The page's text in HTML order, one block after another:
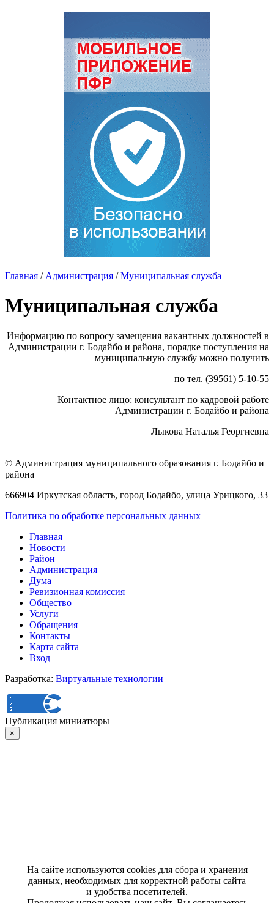
Главная / Администрация / Муниципальная служба
Муниципальная служба
Информацию по вопросу замещения вакантных должностей в
Администрации г. Бодайбо и района, порядке поступления на
муниципальную службу можно получить
по тел. (39561) 5-10-55
Контактное лицо: консультант по кадровой работе
Администрации г. Бодайбо и района
Лыкова Наталья Георгиевна
© Администрация муниципального образования г. Бодайбо и
района
666904 Иркутская область, город Бодайбо, улица Урицкого, 33
Политика по обработке персональных данных
Главная
Новости
Район
Администрация
Дума
Ревизионная комиссия
Общество
Услуги
Обращения
Контакты
Карта сайта
Вход
Разработка: Виртуальные технологии
Публикация миниатюры
×
На сайте используются cookies для сбора и хранения
данных, необходимых для корректной работы сайта
и удобства посетителей.